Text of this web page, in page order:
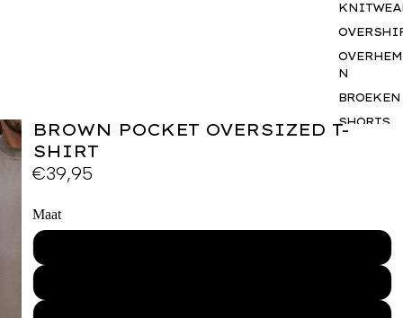
N
BROEKEN
SHORTS
BROWN POCKET OVERSIZED T-
SHIRT
€39,95
Maat